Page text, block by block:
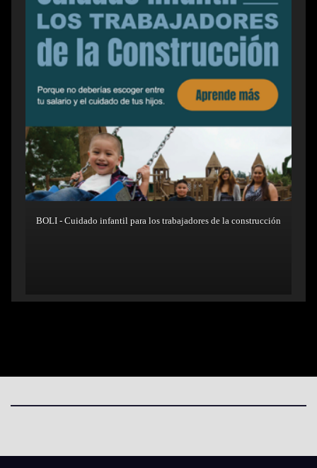
BOLI - Cuidado infantil para los trabajadores de la construcción